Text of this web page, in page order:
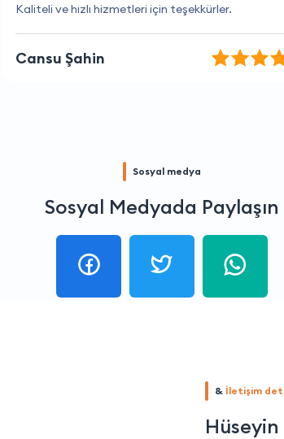
İhtiyaçlarımı tam olarak anladılar ve yardımcı
Aylin Arslan
Sosyal medya
Sosyal Medyada Paylaşın
& İletişim